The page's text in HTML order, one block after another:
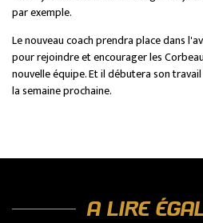
par exemple.
Le nouveau coach prendra place dans
pour rejoindre et encourager les
nouvelle équipe. Et il débutera son
la semaine prochaine.
A LIRE